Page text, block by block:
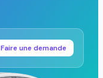
Faire une demande